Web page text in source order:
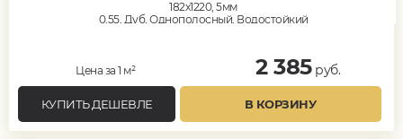
182x1220, 5мм
0,55, Дуб, Однополосный, Водостойкий
Цена за 1 м² 2 385руб.
КУПИТЬ ДЕШЕВЛЕ В КОРЗИНУ